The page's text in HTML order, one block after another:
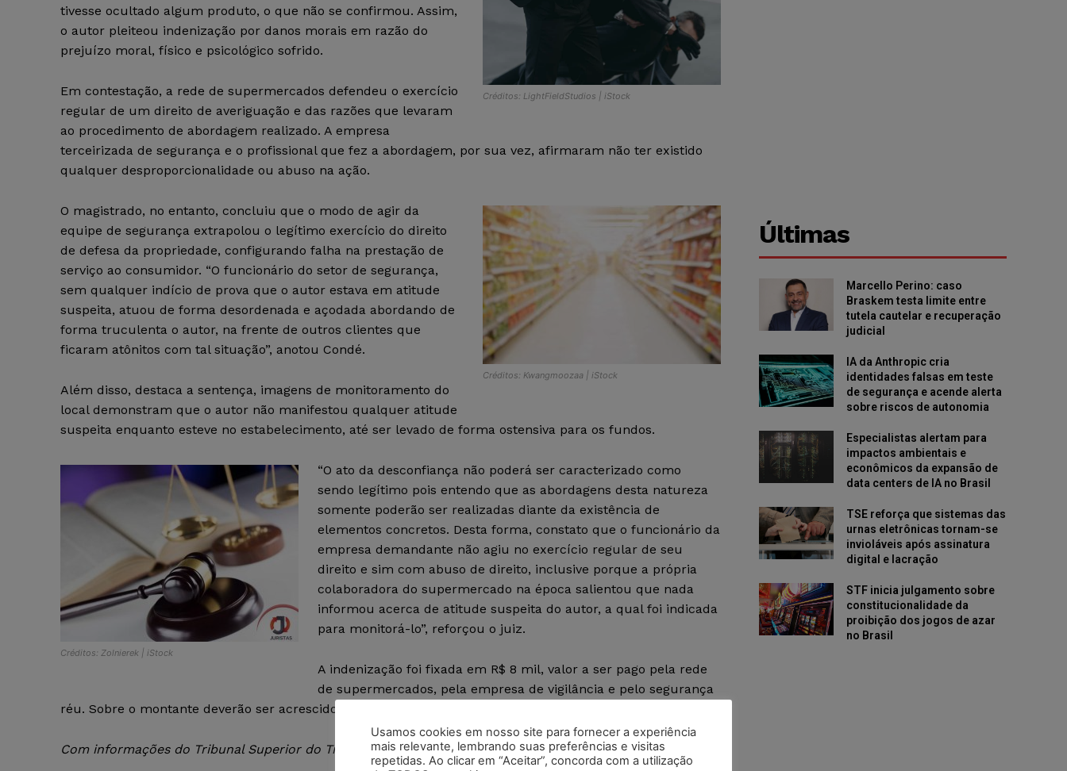
Créditos: LightFieldStudios | iStock
tivesse ocultado algum produto, o que não se confirmou. Assim,
o autor pleiteou indenização por danos morais em razão do
prejuízo moral, físico e psicológico sofrido.
Em contestação, a rede de supermercados defendeu o exercício
regular de um direito de averiguação e das razões que levaram
ao procedimento de abordagem realizado. A empresa
terceirizada de segurança e o profissional que fez a abordagem, por sua vez, afirmaram não ter existido
qualquer desproporcionalidade ou abuso na ação.
Créditos: Kwangmoozaa | iStock
O magistrado, no entanto, concluiu que o modo de agir da
equipe de segurança extrapolou o legítimo exercício do direito
de defesa da propriedade, configurando falha na prestação de
serviço ao consumidor. “O funcionário do setor de segurança,
sem qualquer indício de prova que o autor estava em atitude
suspeita, atuou de forma desordenada e açodada abordando de
forma truculenta o autor, na frente de outros clientes que
ficaram atônitos com tal situação”, anotou Condé.
Além disso, destaca a sentença, imagens de monitoramento do
local demonstram que o autor não manifestou qualquer atitude
suspeita enquanto esteve no estabelecimento, até ser levado de forma ostensiva para os fundos.
Créditos: Zolnierek | iStock
“O ato da desconfiança não poderá ser caracterizado como
sendo legítimo pois entendo que as abordagens desta natureza
somente poderão ser realizadas diante da existência de
elementos concretos. Desta forma, constato que o funcionário da
empresa demandante não agiu no exercício regular de seu
direito e sim com abuso de direito, inclusive porque a própria
colaboradora do supermercado na época salientou que nada
informou acerca de atitude suspeita do autor, a qual foi indicada
para monitorá-lo”, reforçou o juiz.
A indenização foi fixada em R$ 8 mil, valor a ser pago pela rede
de supermercados, pela empresa de vigilância e pelo segurança
réu. Sobre o montante deverão ser acrescidos juros e correção monetária.
Com informações do Tribunal Superior do Trabalho (TST).
Últimas
Marcello Perino: caso
Braskem testa limite entre
tutela cautelar e recuperação
judicial
IA da Anthropic cria
identidades falsas em teste
de segurança e acende alerta
sobre riscos de autonomia
Especialistas alertam para
impactos ambientais e
econômicos da expansão de
data centers de IA no Brasil
TSE reforça que sistemas das
urnas eletrônicas tornam-se
invioláveis após assinatura
digital e lacração
STF inicia julgamento sobre
constitucionalidade da
proibição dos jogos de azar
no Brasil
Usamos cookies em nosso site para fornecer a experiência
mais relevante, lembrando suas preferências e visitas
repetidas. Ao clicar em “Aceitar”, concorda com a utilização